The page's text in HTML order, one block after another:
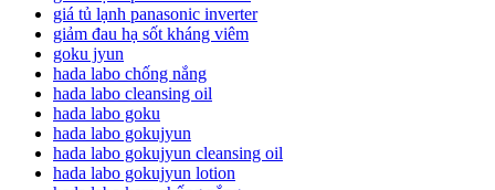
giá tủ lạnh panasonic inverter
giảm đau hạ sốt kháng viêm
goku jyun
hada labo chống nắng
hada labo cleansing oil
hada labo goku
hada labo gokujyun
hada labo gokujyun cleansing oil
hada labo gokujyun lotion